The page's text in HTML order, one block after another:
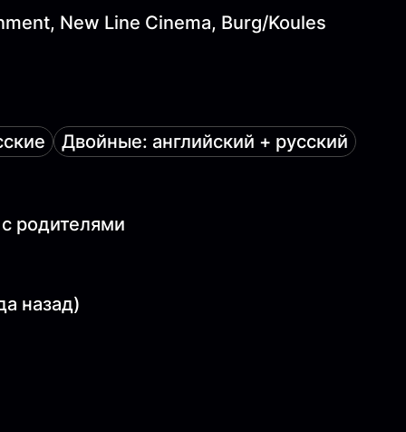
New Line Cinema, Burg/Koules
Двойные: английский + русский
родителями
назад)